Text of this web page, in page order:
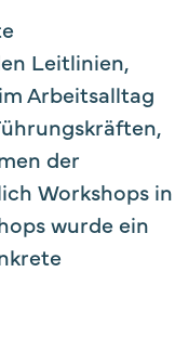
Leitlinien,
Arbeitsalltag
der
Workshops in
wurde ein